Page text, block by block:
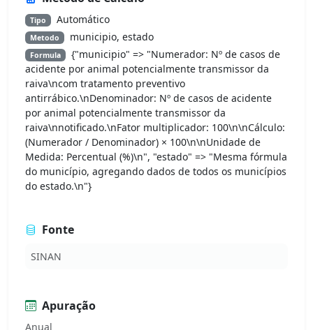
Tipo Automático
Metodo municipio, estado
Formula
{"municipio" => "Numerador: Nº de casos de
acidente por animal potencialmente transmissor da
raiva\ncom tratamento preventivo
antirrábico.\nDenominador: Nº de casos de acidente
por animal potencialmente transmissor da
raiva\nnotificado.\nFator multiplicador: 100\n\nCálculo:
(Numerador / Denominador) × 100\n\nUnidade de
Medida: Percentual (%)\n", "estado" => "Mesma fórmula
do município, agregando dados de todos os municípios
do estado.\n"}
Fonte
SINAN
Apuração
Anual